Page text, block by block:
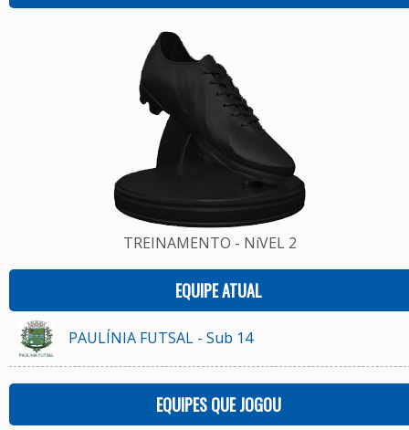
TREINAMENTO - NíVEL 2
EQUIPE ATUAL
PAULÍNIA FUTSAL - Sub 14
EQUIPES QUE JOGOU